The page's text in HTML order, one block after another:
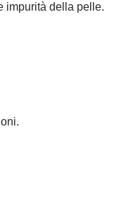
impurità della pelle.